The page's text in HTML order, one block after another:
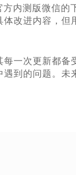
内测版微信的
改进内容，
一次更新都
到的问题。